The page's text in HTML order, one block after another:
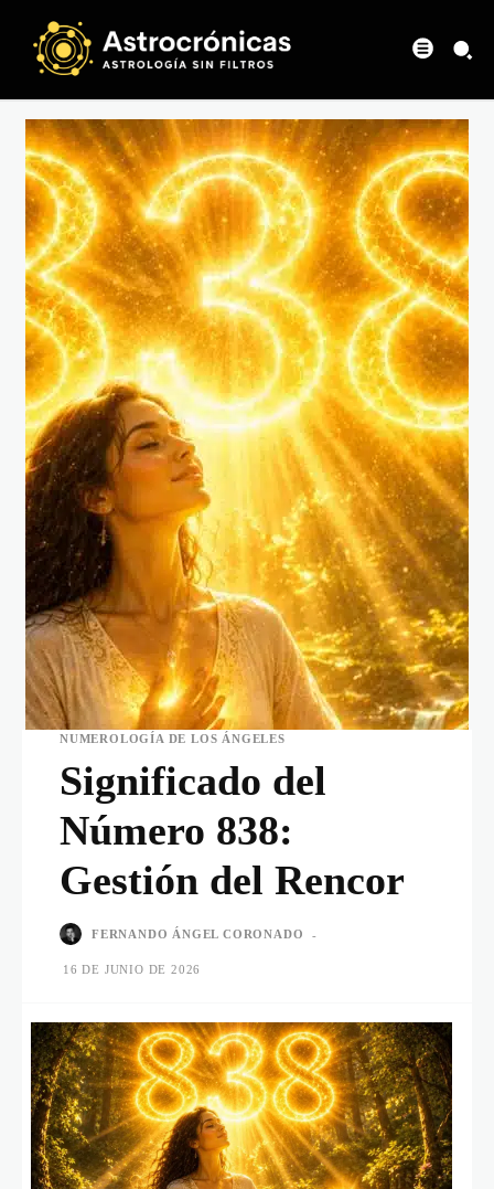
NUMEROLOGÍA DE LOS ÁNGELES
Significado del
Número 838:
Gestión del Rencor
FERNANDO ÁNGEL CORONADO -
16 DE JUNIO DE 2026